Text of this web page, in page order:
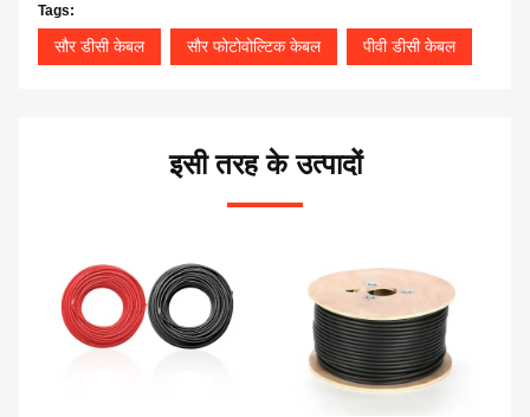
Tags:
सौर डीसी केबल सौर फोटोवोल्टिक केबल पीवी डीसी केबल
इसी तरह के उत्पादों